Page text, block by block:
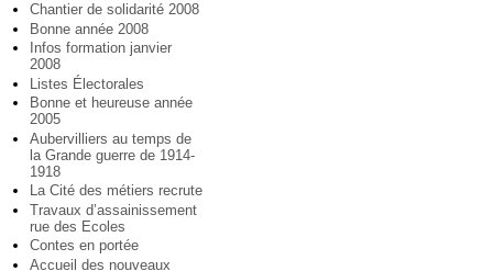
Chantier de solidarité 2008
Bonne année 2008
Infos formation janvier
2008
Listes Électorales
Bonne et heureuse année
2005
Aubervilliers au temps de
la Grande guerre de 1914-
1918
La Cité des métiers recrute
Travaux d’assainissement
rue des Ecoles
Contes en portée
Accueil des nouveaux